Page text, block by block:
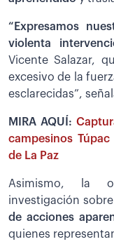
“Expresamos
violenta
Vicente Salazar,
excesivo de la
esclarecidas”,
MIRA AQUÍ:
campesinos
de La Paz
Asimismo, la
investigación
de acciones
quienes